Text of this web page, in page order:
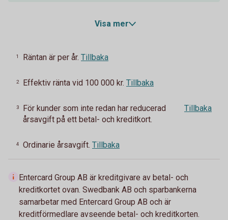
Visa mer
1 Räntan är per år. Tillbaka
2 Effektiv ränta vid 100 000 kr. Tillbaka
3
För kunder som inte redan har reducerad
årsavgift på ett betal- och kreditkort.
Tillbaka
4 Ordinarie årsavgift. Tillbaka
Entercard Group AB är kreditgivare av betal- och
kreditkortet ovan. Swedbank AB och sparbankerna
samarbetar med Entercard Group AB och är
kreditförmedlare avseende betal- och kreditkorten.